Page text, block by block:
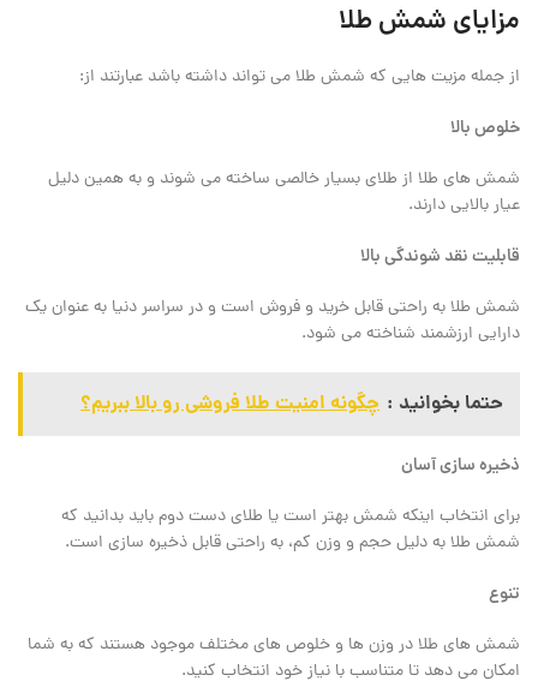
مزایای شمش طلا
از جمله مزیت هایی که شمش طلا می تواند داشته باشد عبارتند از:
خلوص بالا
شمش ‌های طلا از طلای بسیار خالصی ساخته می ‌شوند و به همین دلیل
عیار بالایی دارند.
قابلیت نقد شوندگی بالا
شمش طلا به راحتی قابل خرید و فروش است و در سراسر دنیا به عنوان یک
دارایی ارزشمند شناخته می ‌شود.
حتما بخوانید : چگونه امنیت طلا فروشی رو بالا ببریم؟
ذخیره‌ سازی آسان
برای انتخاب اینکه شمش بهتر است یا طلای دست دوم باید بدانید که
شمش طلا به دلیل حجم و وزن کم، به راحتی قابل ذخیره‌ سازی است.
تنوع
شمش‌ های طلا در وزن‌ ها و خلوص ‌های مختلف موجود هستند که به شما
امکان می‌ دهد تا متناسب با نیاز خود انتخاب کنید.